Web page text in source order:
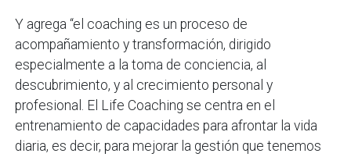
Y agrega “el coaching es un proceso de
acompañamiento y transformación, dirigido
especialmente a la toma de conciencia, al
descubrimiento, y al crecimiento personal y
profesional. El Life Coaching se centra en el
entrenamiento de capacidades para afrontar la vida
diaria, es decir, para mejorar la gestión que tenemos